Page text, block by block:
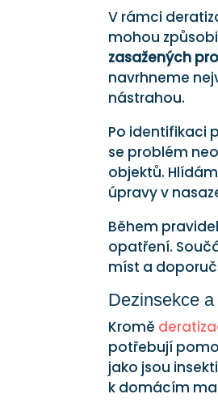
V rámci
mohou
zasažených
navrhneme
nástrahou.
Po identifikaci
se problém
objektů.
úpravy v
Během
opatření.
míst a
Dezinsekce
Kromě
potřebují
jako jsou
k domácím